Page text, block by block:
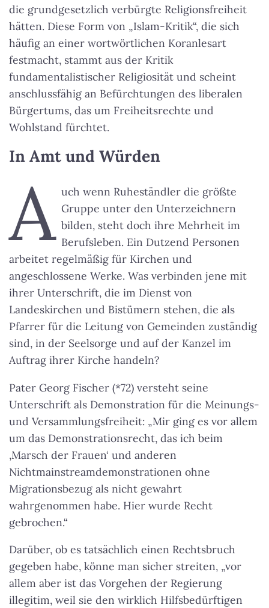
die grundgesetzlich verbürgte Religionsfreiheit
hätten. Diese Form von „Islam-Kritik“, die sich
häufig an einer wortwörtlichen Koranlesart
festmacht, stammt aus der Kritik
fundamentalistischer Religiosität und scheint
anschlussfähig an Befürchtungen des liberalen
Bürgertums, das um Freiheitsrechte und
Wohlstand fürchtet.
In Amt und Würden
A uch wenn Ruheständler die größte
Gruppe unter den Unterzeichnern
bilden, steht doch ihre Mehrheit im
Berufsleben. Ein Dutzend Personen
arbeitet regelmäßig für Kirchen und
angeschlossene Werke. Was verbinden jene mit
ihrer Unterschrift, die im Dienst von
Landeskirchen und Bistümern stehen, die als
Pfarrer für die Leitung von Gemeinden zuständig
sind, in der Seelsorge und auf der Kanzel im
Auftrag ihrer Kirche handeln?
Pater Georg Fischer (*72) versteht seine
Unterschrift als Demonstration für die Meinungs-
und Versammlungsfreiheit: „Mir ging es vor allem
um das Demonstrationsrecht, das ich beim
‚Marsch der Frauen‘ und anderen
Nichtmainstreamdemonstrationen ohne
Migrationsbezug als nicht gewahrt
wahrgenommen habe. Hier wurde Recht
gebrochen.“
Darüber, ob es tatsächlich einen Rechtsbruch
gegeben habe, könne man sicher streiten, „vor
allem aber ist das Vorgehen der Regierung
illegitim, weil sie den wirklich Hilfsbedürftigen